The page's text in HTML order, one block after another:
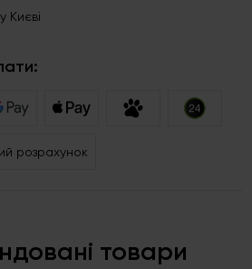
Києві
розрахунок
товари